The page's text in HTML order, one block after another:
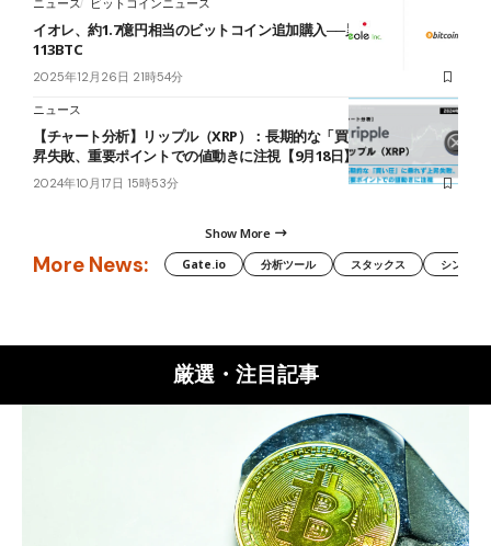
ニュース ビットコインニュース
イオレ、約1.7億円相当のビットコイン追加購入──累計保有量
113BTC
2025年12月26日 21時54分
ニュース
【チャート分析】リップル（XRP）：長期的な「買い圧」に乗れず上
昇失敗、重要ポイントでの値動きに注視【9月18日】
2024年10月17日 15時53分
Show More
More News: Gate.io 分析ツール スタックス シンボル
厳選・注目記事